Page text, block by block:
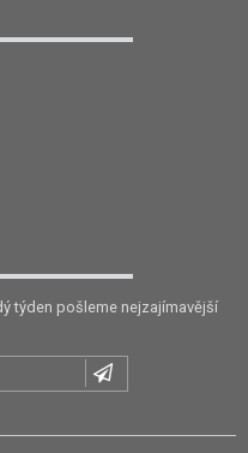
týden pošleme nejzajímavější